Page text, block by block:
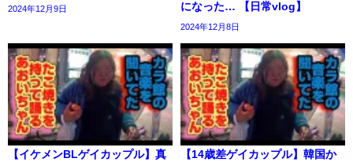
2024年12月9日
になった… 【日常vlog】
2024年12月8日
【イケメンBLゲイカップル】真
【14歳差ゲイカップル】韓国か